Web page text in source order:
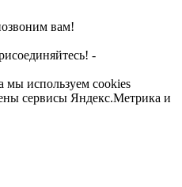
вам!
-
мы используем cookies
сервисы Яндекс.Метрика и